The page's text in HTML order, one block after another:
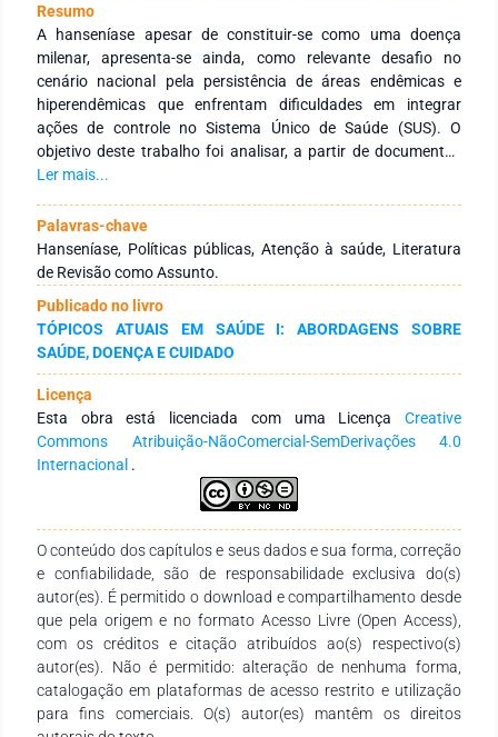
Resumo
A hanseníase apesar de constituir-se como uma doença
milenar, apresenta-se ainda, como relevante desafio no
cenário nacional pela persistência de áreas endêmicas e
hiperendêmicas que enfrentam dificuldades em integrar
ações de controle no Sistema Único de Saúde (SUS). O
objetivo deste trabalho foi analisar, a partir de documentos
legislativos e normativos, a construção histórica de políticas
realizada uma revisão integrativa sobre a hanseníase como
medida de saúde pública em distintas conjunturas societais
brasileiras. A produção dos dados deu-se por análise de
documentos técnicos e normativos elaborados pelo
Ministério da Saúde, artigos científicos identificados nas
bases de dados LILACS, Portal de Periódicos CAPES, SciELO,
Biblioteca Virtual de Saúde, Portal do Ministério da Saúde,
canal do Ministério da Saúde no YouTube e site saúde legis. O
corpus final constituiu 42 artigos. Os resultados incluíram
uma linha do tempo que abrange eventos críticos
relacionados à organização dos modelos de atenção à saúde
de pessoas com hanseníase em cada período conjuntural,
subsidiada por uma análise de viabilidade. Esta análise
de estratégias para controle da hanseníase e identificar
oportunidades e dificuldades nas conjunturas analisadas e
no contexto atual.
Ler mais...
Palavras-chave
Hanseníase, Políticas públicas, Atenção à saúde, Literatura
de Revisão como Assunto.
Publicado no livro
TÓPICOS ATUAIS EM SAÚDE I: ABORDAGENS SOBRE
SAÚDE, DOENÇA E CUIDADO
Licença
Esta obra está licenciada com uma Licença Creative
Commons Atribuição-NãoComercial-SemDerivações 4.0
Internacional .
O conteúdo dos capítulos e seus dados e sua forma, correção
e confiabilidade, são de responsabilidade exclusiva do(s)
autor(es). É permitido o download e compartilhamento desde
que pela origem e no formato Acesso Livre (Open Access),
com os créditos e citação atribuídos ao(s) respectivo(s)
autor(es). Não é permitido: alteração de nenhuma forma,
catalogação em plataformas de acesso restrito e utilização
para fins comerciais. O(s) autor(es) mantêm os direitos